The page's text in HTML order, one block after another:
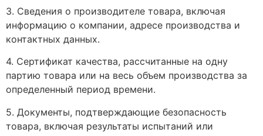
3. Сведения о производителе товара, включая
информацию о компании, адресе производства и
контактных данных.
4. Сертификат качества, рассчитанные на одну
партию товара или на весь объем производства за
определенный период времени.
5. Документы, подтверждающие безопасность
товара, включая результаты испытаний или